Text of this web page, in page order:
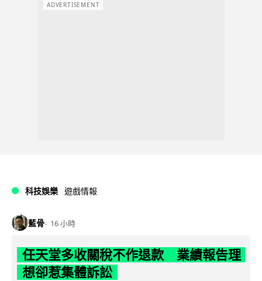
ADVERTISEMENT
科技娛樂 遊戲情報
藍骨 16 小時
任天堂多收關稅不作退款 業績報告理
想卻惹集體訴訟